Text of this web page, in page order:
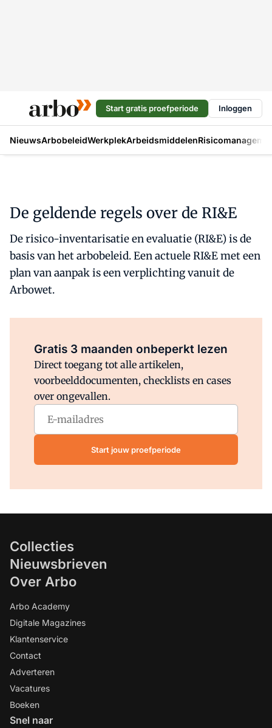
Start gratis proefperiode Inloggen
NieuwsArbobeleidWerkplekArbeidsmiddelen
De geldende regels over de RI&E
De risico-inventarisatie en evaluatie (RI&E) is de
basis van het arbobeleid. Een actuele RI&E met een
plan van aanpak is een verplichting vanuit de
Arbowet.
Gratis 3 maanden onbeperkt lezen
Direct toegang tot alle artikelen,
voorbeelddocumenten, checklists en cases
over ongevallen.
Start jouw proefperiode
Collecties
Nieuwsbrieven
Over Arbo
Arbo Academy
Digitale Magazines
Klantenservice
Contact
Adverteren
Vacatures
Boeken
Snel naar